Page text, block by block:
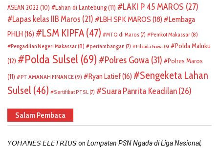
ASEAN 2022 (10) Lahan di Lantebung(11) LAKI P 45 MAROS (27)
Lapas kelas IIB Maros (21) LBH SPK MAROS (18)
Lembaga
PHLH (16) LSM KIPFA (47) MTQ di Maros (7) Pemkot Makassar (8)
Pengadilan Negeri Makassar (8) pertambangan (7) Pilkada Gowa (6)
Polda Maluku
(12)
Polda Sulsel (69) Polres Gowa (31)
Polres Maros
(11)
PT AMANAH FINANCE(9) Ryan Latief(16)
Sengeketa Lahan
Sulsel (46) Sertifikat PTSL (7) Suara Panrita Keadilan(26)
Salam Pembaca
𝘠𝘖𝘏𝘈𝘕𝘌𝘚 𝘌𝘓𝘌𝘛𝘙𝘐𝘜𝘚on Lompatan PSN Ngada di Liga Nasional,